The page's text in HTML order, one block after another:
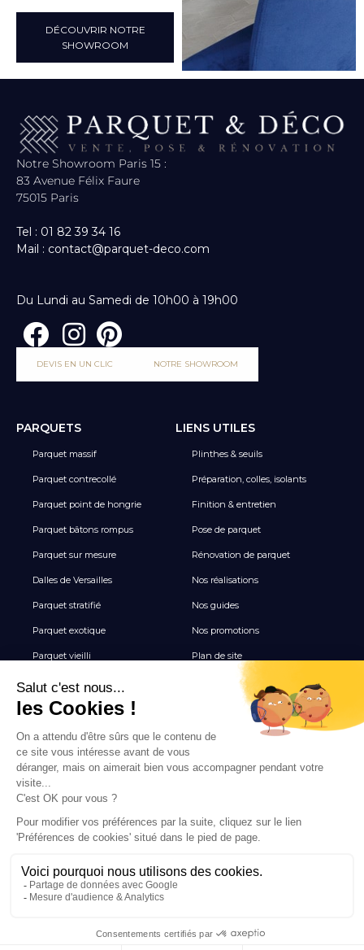
DÉCOUVRIR NOTRE
SHOWROOM
Notre Showroom Paris 15 :
83 Avenue Félix Faure
75015 Paris
Tel : 01 82 39 34 16
Mail : contact@parquet-deco.com
Du Lundi au Samedi de 10h00 à 19h00
DEVIS EN UN CLIC NOTRE SHOWROOM
PARQUETS
Parquet massif
Parquet contrecollé
Parquet point de hongrie
Parquet bâtons rompus
Parquet sur mesure
Dalles de Versailles
Parquet stratifié
Parquet exotique
Parquet vieilli
Revêtement de sol vinyle
Terrasse
Tous les Carrelages
LIENS UTILES
Plinthes & seuils
Préparation, colles, isolants
Finition & entretien
Pose de parquet
Rénovation de parquet
Nos réalisations
Nos guides
Nos promotions
Plan de site
NEWSLETTER
Inscrivez-vous pour recevoir nos inspirations, nouveautés
et offres exclusives parquet.
© 2026 PARQUET & DÉCO